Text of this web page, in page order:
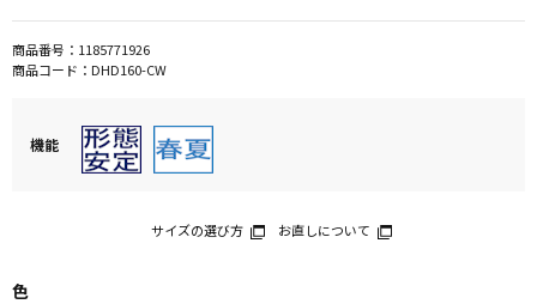
商品番号： 1185771926
商品コード： DHD160-CW
機能
サイズの選び方 お直しについて
色